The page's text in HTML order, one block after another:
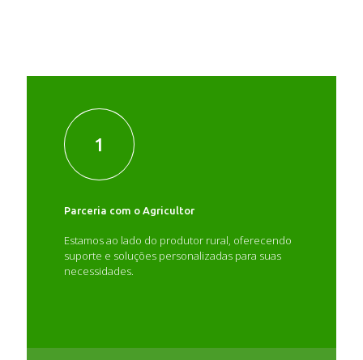
1
Parceria com o Agricultor
Estamos ao lado do produtor rural, oferecendo
suporte e soluções personalizadas para suas
necessidades.